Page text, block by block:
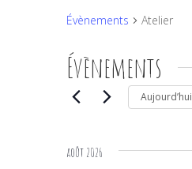
Évènements Atelier
Évènements
Aujourd’hui
août 2026